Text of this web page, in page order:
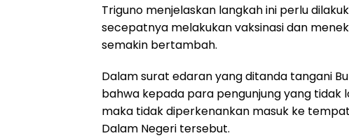
Triguno menjelaskan langkah ini perlu
secepatnya melakukan vaksinasi dan
semakin bertambah.
Dalam surat edaran yang ditanda tangani
bahwa kepada para pengunjung yang tidak
maka tidak diperkenankan masuk ke
Dalam Negeri tersebut.